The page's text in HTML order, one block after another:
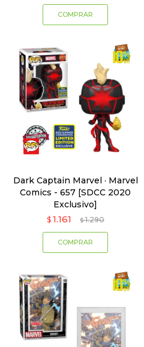
Dark Captain Marvel · Marvel
Comics - 657 [SDCC 2020
Exclusivo]
$ 1.161 $ 1.290